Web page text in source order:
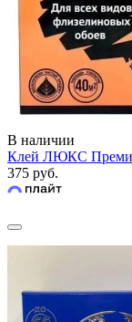
В наличии
Клей ЛЮКС
375 руб.